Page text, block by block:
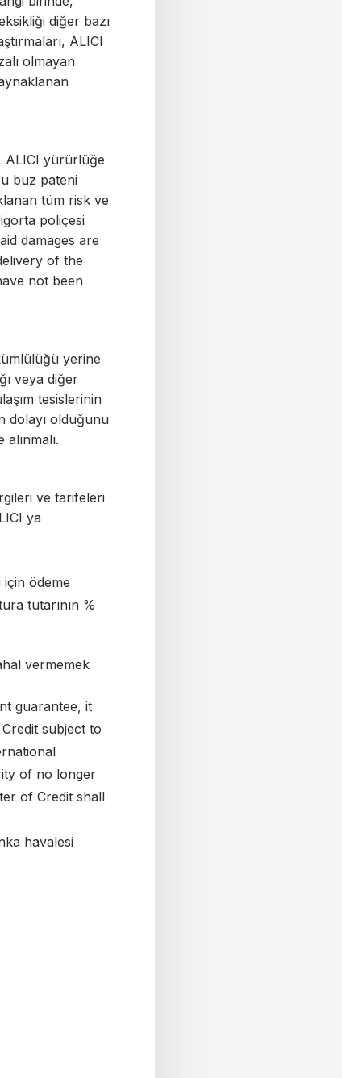
diğer bazı
ALICI
olmayan
ALICI yürürlüğe
buz pateni
tüm risk ve
poliçesi
damages are
of the
not been
yerine
veya diğer
tesislerinin
dolayı olduğunu
ve tarifeleri
ya
için ödeme
tutarının %
vermemek
guarantee, it
subject to
of no longer
of Credit shall
havalesi